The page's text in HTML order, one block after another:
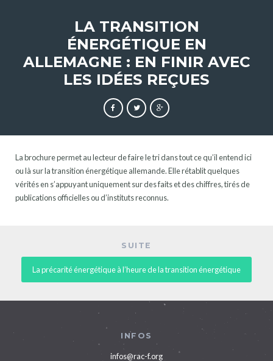
LA TRANSITION
ÉNERGÉTIQUE EN
ALLEMAGNE : EN FINIR AVEC
LES IDÉES REÇUES
La brochure permet au lecteur de faire le tri dans tout ce qu’il entend ici
ou là sur la transition énergétique allemande. Elle rétablit quelques
vérités en s’appuyant uniquement sur des faits et des chiffres, tirés de
publications officielles ou d’instituts reconnus.
SUITE
La précarité énergétique à l’heure de la transition énergétique
INFOS
infos@rac-f.org